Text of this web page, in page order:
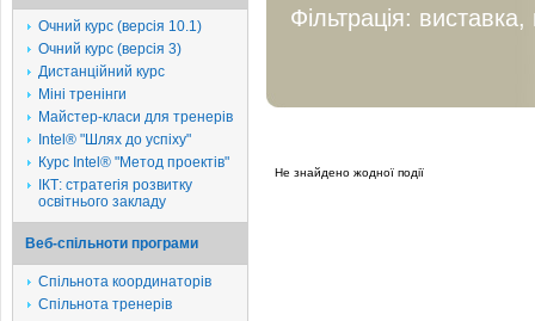
Очний курс (версія 10.1)
Очний курс (версія 3)
Дистанційний курс
Міні тренінги
Майстер-класи для тренерів
Intel® "Шлях до успіху"
Курс Intel® "Метод проектів"
ІКТ: стратегія розвитку
освітнього закладу
Веб-спільноти програми
Спільнота координаторів
Спільнота тренерів
Фільтрація:
Не знайдено жодної події